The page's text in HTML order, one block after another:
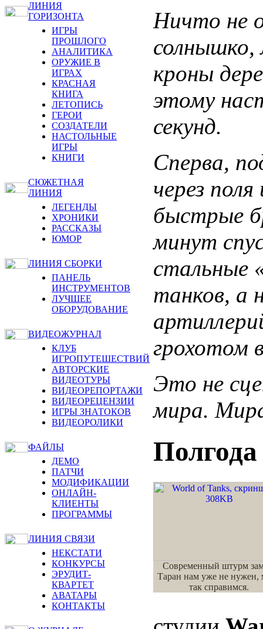
ЛИНИЯ
ГОРИЗОНТА
ИГРЫ
ПРОШЛОГО
АНАЛИТИКА
ОРУЖИЕ В
ИГРАХ
КРАСНАЯ
КНИГА
ЛЕТОПИСЬ
ГЕРОИ
СОЗДАТЕЛИ
НАСТОЛЬНЫЕ
ИГРЫ
КНИГИ
СЮЖЕТНАЯ
ЛИНИЯ
ЛЕГЕНДЫ
ХРОНИКИ
РАССКАЗЫ
ЮМОР
ЛИНИЯ СБОРКИ
ПАНЕЛЬ
ИНСТРУМЕНТОВ
ЛУЧШЕЕ
ОБОРУДОВАНИЕ
ВИДЕОЖУРНАЛ
КЛУБ
ИГРОПУТЕШЕСТВИЙ
АВТОРСКИЕ
ВИДЕОТУРЫ
ВИДЕОРЕПОРТАЖИ
ВИДЕОРЕЦЕНЗИИ
ИГРЫ ЗНАТОКОВ
ВИДЕОРОЛИКИ
ФАЙЛЫ
ДЕМО
ПАТЧИ
МОДИФИКАЦИИ
ОНЛАЙН-
КЛИЕНТЫ
ПРОГРАММЫ
ЛИНИЯ СВЯЗИ
НЕКСТАТИ
КОНКУРСЫ
ЭРУДИТ-
КВАРТЕТ
АВАТАРЫ
КОНТАКТЫ
Ничто не
солнышко,
кроны
этому
секунд.
Сперва,
через
быстрые
минут
стальные
танков, а
грохотом
Это не
мира.
Полгода
Современный штурм
Таран нам уже не нужен,
так справимся.